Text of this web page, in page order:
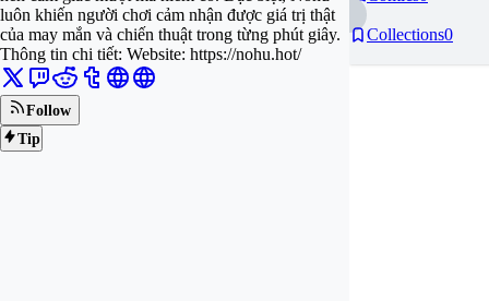
luôn khiến người chơi cảm nhận được giá trị thật
của may mắn và chiến thuật trong từng phút giây.
Thông tin chi tiết: Website: https://nohu.hot/
Follow
Tip
Collections0